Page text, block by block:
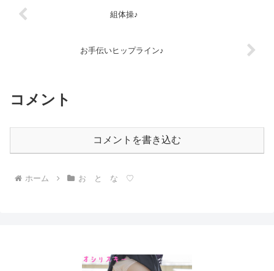
組体操♪
お手伝いヒップライン♪
コメント
コメントを書き込む
ホーム お と な ♡